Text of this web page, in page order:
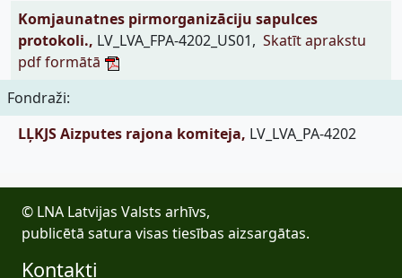
Komjaunatnes pirmorganizāciju sapulces
protokoli., LV_LVA_FPA-4202_US01, Skatīt aprakstu
pdf formātā
Fondraži:
LĻKJS Aizputes rajona komiteja, LV_LVA_PA-4202
© LNA Latvijas Valsts arhīvs,
publicētā satura visas tiesības aizsargātas.
Kontakti